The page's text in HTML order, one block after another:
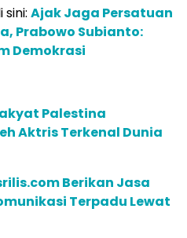
sini: Ajak Jaga Persatuan
Prabowo Subianto:
Demokrasi
Palestina
Aktris Terkenal Dunia
Berikan Jasa
Terpadu Lewat